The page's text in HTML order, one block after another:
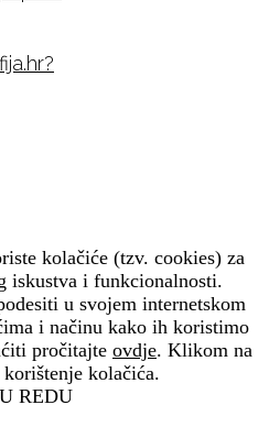
kolačiće (tzv. cookies) za
iskustva i funkcionalnosti.
u svojem internetskom
i načinu kako ih koristimo
pročitajte ovdje. Klikom na
kolačića.
U REDU